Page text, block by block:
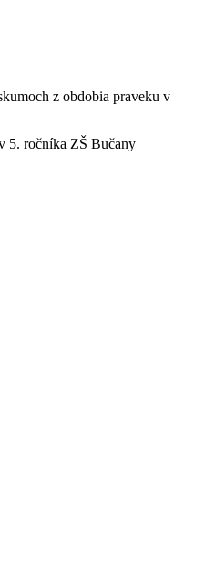
z obdobia praveku v
5. ročníka ZŠ Bučany